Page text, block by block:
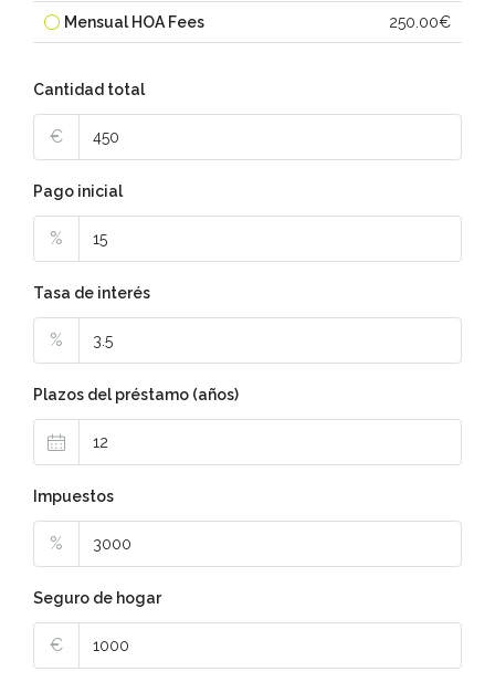
Mensual HOA Fees 250.00€
Cantidad total
€
Pago inicial
%
Tasa de interés
%
Plazos del préstamo (años)
Impuestos
%
Seguro de hogar
€